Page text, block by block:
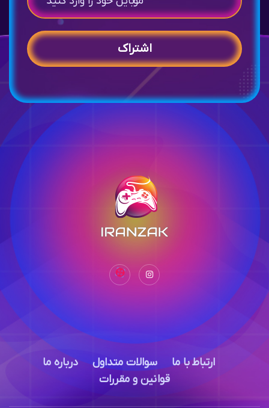
اشتراک
درباره ما سوالات متداول
ارتباط با ما
قوانین و مقررات